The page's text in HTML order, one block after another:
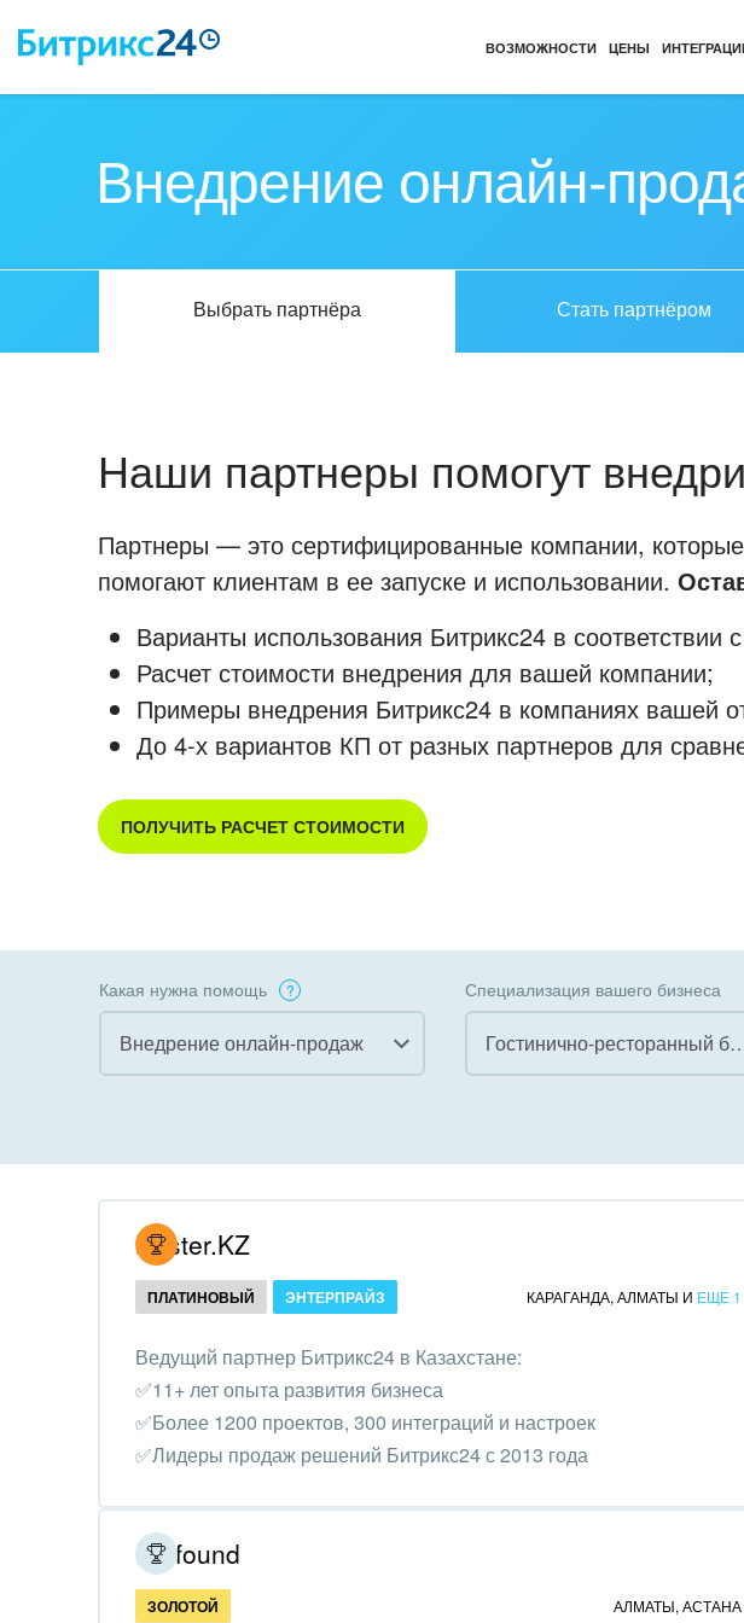
ВОЗМОЖНОСТИ ЦЕНЫ
Внедрение онлайн-
Выбрать партнёра Стать партнёром
Наши партнеры помогут
Партнеры — это сертифицированные компании,
помогают клиентам в ее запуске и использовании.
Варианты использования Битрикс24 в
Расчет стоимости внедрения для вашей компании;
Примеры внедрения Битрикс24 в компаниях вашей
До 4-х вариантов КП от разных партнеров для
ПОЛУЧИТЬ РАСЧЕТ СТОИМОСТИ
Какая нужна помощь
Внедрение онлайн-продаж
Внедрение КЭДО
Интеграция с 1С
Организация задач и
Внедрение Бизнес-
процессов
администрирование
Создание сайтов
Интернет-магазин и CRM
Специализация вашего бизнеса
Гостинично-
Коммунальные услуги, ЖКХ
организации,
Недвижимость, риэлтерские
Hoster.KZ
ПЛАТИНОВЫЙ ЭНТЕРПРАЙЗ КАРАГАНДА, АЛМАТЫ И ЕЩЕ 1
Ведущий партнер Битрикс24 в Казахстане:
✅11+ лет опыта развития бизнеса
✅Более 1200 проектов, 300 интеграций и настроек
✅Лидеры продаж решений Битрикс24 с 2013 года
Profound
ЗОЛОТОЙ АЛМАТЫ, АСТАНА